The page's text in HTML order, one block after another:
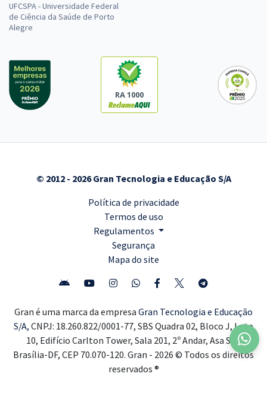
UFCSPA - Universidade Federal
de Ciência da Saúde de Porto
Alegre
RA 1000
© 2012 - 2026 Gran Tecnologia e Educação S/A
Política de privacidade
Termos de uso
Regulamentos
Segurança
Mapa do site
Gran é uma marca da empresa Gran Tecnologia e Educação
S/A, CNPJ: 18.260.822/0001-77, SBS Quadra 02, Bloco J, Lote
10, Edifício Carlton Tower, Sala 201, 2º Andar, Asa Sul,
Brasília-DF, CEP 70.070-120. Gran - 2026 © Todos os direitos
reservados ®